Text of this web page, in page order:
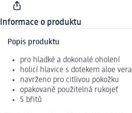
Informace o produktu
Popis produktu
pro hladké a dokonalé oholení
holicí hlavice s dotekem aloe vera
navrženo pro citlivou pokožku
opakovaně použitelná rukojeť
5 břitů